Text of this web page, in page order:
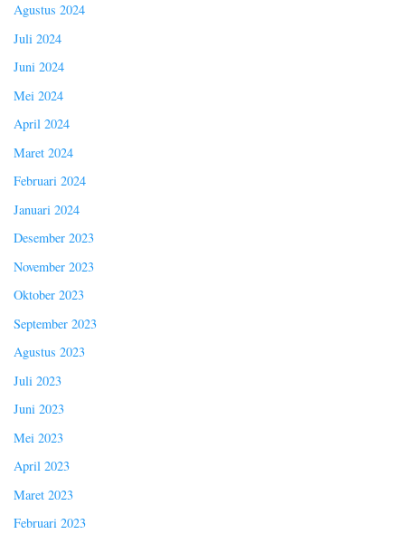
Agustus 2024
Juli 2024
Juni 2024
Mei 2024
April 2024
Maret 2024
Februari 2024
Januari 2024
Desember 2023
November 2023
Oktober 2023
September 2023
Agustus 2023
Juli 2023
Juni 2023
Mei 2023
April 2023
Maret 2023
Februari 2023